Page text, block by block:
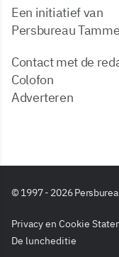
Een initiatief van
Persbureau
Contact met de
Colofon
Adverteren
© 1997 - 2026
Privacy en Cookie
De luncheditie